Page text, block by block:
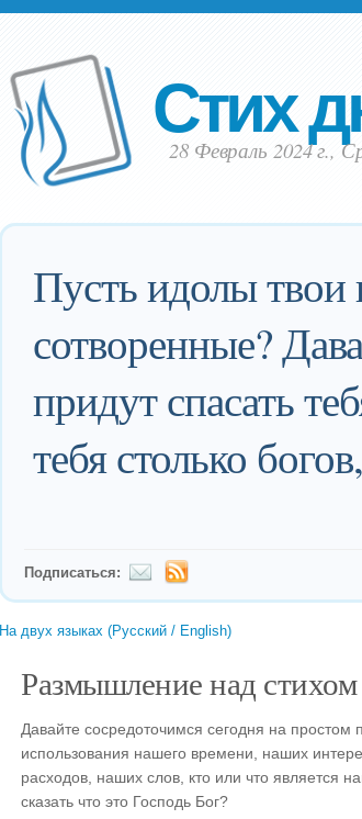
Стих
28 Февраль 2024 г.,
Пусть идолы твои
сотворенные?
придут спасать
тебя столько
Подписаться:
На двух языках (Русский / English)
Размышление над
Давайте сосредоточимся сегодня на простом
использования нашего времени, наших
расходов, наших слов, кто или что
сказать что это Господь Бог?